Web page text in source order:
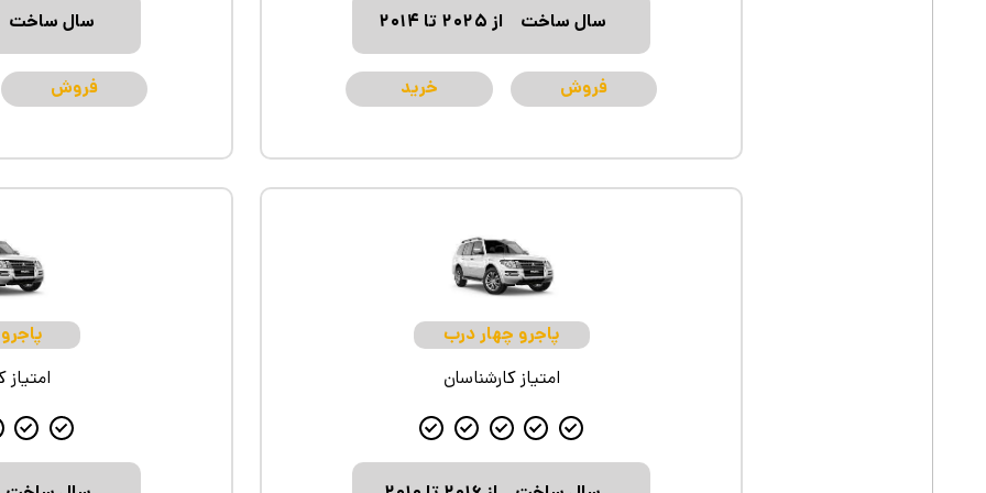
سال ساخت از ۲۰۲۵ تا ۲۰۱۴
فروش خرید
سال ساخت
فروش
پاجرو چهار درب
امتیاز کارشناسان